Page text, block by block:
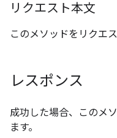
リクエスト本文
このメソッドをリクエ
レスポンス
成功した場合、このメ
ます。